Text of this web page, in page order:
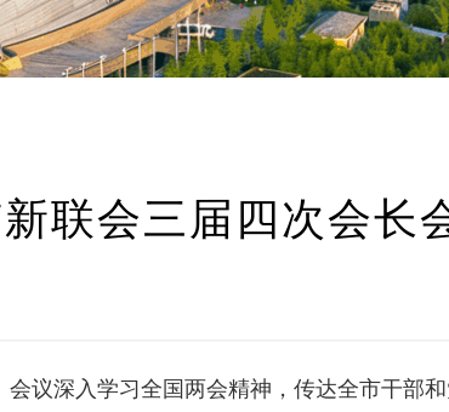
联会三届四次会长
议深入学习全国两会精神，传达全市干部